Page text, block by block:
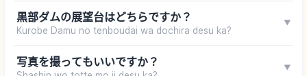
黒部ダムの展望台はどちらですか？
Kurobe Damu no tenboudai wa dochira desu ka?
▼
写真を撮ってもいいですか？ ▼